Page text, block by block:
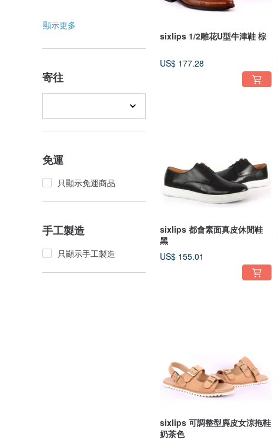
顯示更多
寄往
免運
只顯示免運商品
手工製造
只顯示手工製造
sixlips 1/2雕花U型牛津鞋 棕
US$ 177.28
sixlips 都會素面真皮休閒鞋
黑
US$ 155.01
sixlips 可調整型麂皮女涼拖鞋
奶茶色